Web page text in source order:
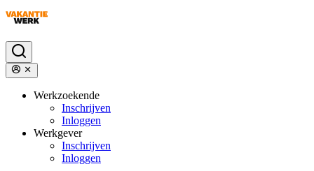
Werkzoekende
Inschrijven
Inloggen
Werkgever
Inschrijven
Inloggen